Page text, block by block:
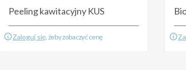
Peeling kawitacyjny KUS
Zaloguj się, żeby zobaczyć cenę